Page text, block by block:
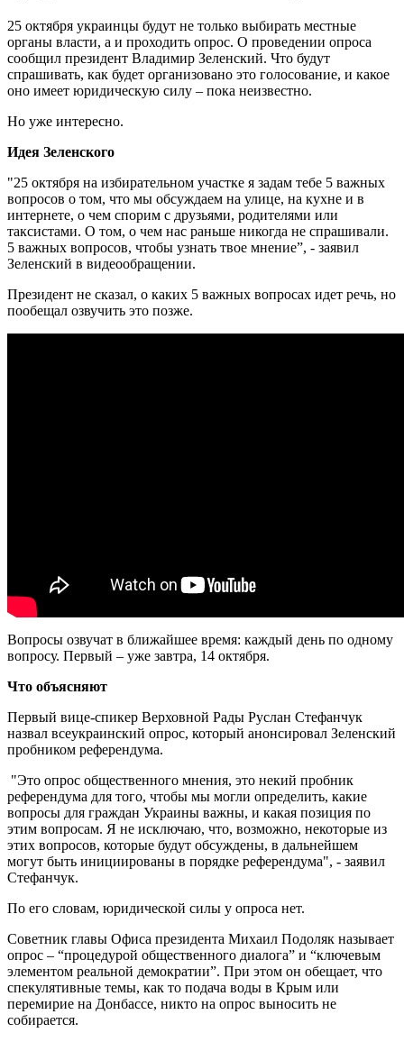
25 октября украинцы будут не только выбирать местные
органы власти, а и проходить опрос. О проведении опроса
сообщил президент Владимир Зеленский. Что будут
спрашивать, как будет организовано это голосование, и какое
оно имеет юридическую силу – пока неизвестно.
Но уже интересно.
Идея Зеленского
"25 октября на избирательном участке я задам тебе 5 важных
вопросов о том, что мы обсуждаем на улице, на кухне и в
интернете, о чем спорим с друзьями, родителями или
таксистами. О том, о чем нас раньше никогда не спрашивали.
5 важных вопросов, чтобы узнать твое мнение”, - заявил
Зеленский в видеообращении.
Президент не сказал, о каких 5 важных вопросах идет речь, но
пообещал озвучить это позже.
Вопросы озвучат в ближайшее время: каждый день по одному
вопросу. Первый – уже завтра, 14 октября.
Что объясняют
Первый вице-спикер Верховной Рады Руслан Стефанчук
назвал всеукраинский опрос, который анонсировал Зеленский
пробником референдума.
"Это опрос общественного мнения, это некий пробник
референдума для того, чтобы мы могли определить, какие
вопросы для граждан Украины важны, и какая позиция по
этим вопросам. Я не исключаю, что, возможно, некоторые из
этих вопросов, которые будут обсуждены, в дальнейшем
могут быть инициированы в порядке референдума", - заявил
Стефанчук.
По его словам, юридической силы у опроса нет.
Советник главы Офиса президента Михаил Подоляк называет
опрос – “процедурой общественного диалога” и “ключевым
элементом реальной демократии”. При этом он обещает, что
спекулятивные темы, как то подача воды в Крым или
перемирие на Донбассе, никто на опрос выносить не
собирается.